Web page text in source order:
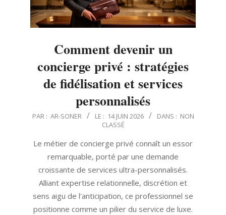
Comment devenir un
concierge privé : stratégies
de fidélisation et services
personnalisés
2026-
14
PAR : AR-SONER LE : 14 JUIN 2026 DANS : NON
CLASSÉ
Le métier de concierge privé connaît un essor
remarquable, porté par une demande
croissante de services ultra-personnalisés.
Alliant expertise relationnelle, discrétion et
sens aigu de l'anticipation, ce professionnel se
positionne comme un pilier du service de luxe.